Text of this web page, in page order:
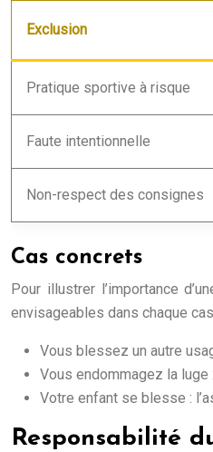
Exclusion
Pratique sportive à risque
Faute intentionnelle
Non-respect des consignes
Cas concrets
Pour illustrer l’importance
envisageables dans chaque
Vous blessez un autre
Vous endommagez la
Votre enfant se blesse :
Responsabilité